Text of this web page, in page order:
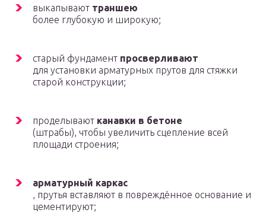
выкапывают траншею
более глубокую и широкую;
старый фундамент просверливают
для установки арматурных прутов для стяжки
старой конструкции;
проделывают канавки в бетоне
(штрабы), чтобы увеличить сцепление всей
площади строения;
арматурный каркас
, прутья вставляют в повреждённое основание и
цементируют;